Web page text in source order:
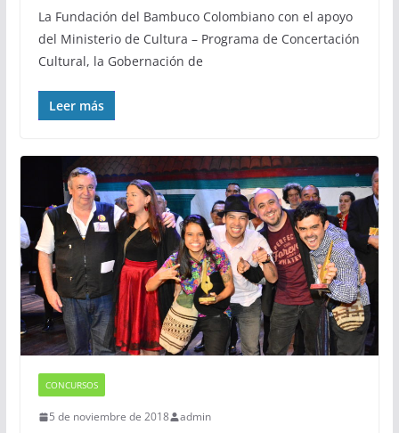
La Fundación del Bambuco Colombiano con el apoyo
del Ministerio de Cultura – Programa de Concertación
Cultural, la Gobernación de
Leer más
CONCURSOS
5 de noviembre de 2018 admin